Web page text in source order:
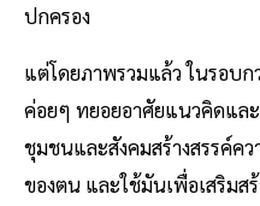
ปกครอง
แต่โดยภาพรวมแล้ว ในรอบ
ค่อยๆ ทยอยอาศัยแนวคิดแล
ชุมชนและสังคมสร้างสรรค์ค
ของตน และใช้มันเพื่อเสริมส